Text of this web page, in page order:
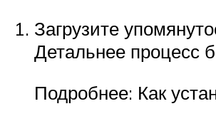
Загрузите
Детальнее процесс
Подробнее: Как